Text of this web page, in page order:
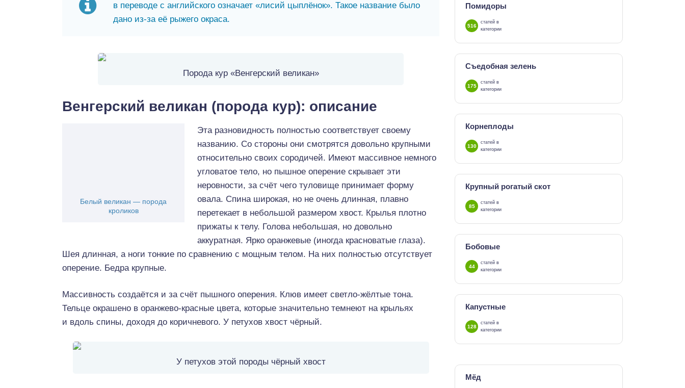
в переводе с английского означает «лисий цыплёнок». Такое название было
дано из-за её рыжего окраса.
Порода кур «Венгерский великан»
Венгерский великан (порода кур): описание
Белый великан — порода
кроликов
Эта разновидность полностью соответствует своему
названию. Со стороны они смотрятся довольно крупными
относительно своих сородичей. Имеют массивное немного
угловатое тело, но пышное оперение скрывает эти
неровности, за счёт чего туловище принимает форму
овала. Спина широкая, но не очень длинная, плавно
перетекает в небольшой размером хвост. Крылья плотно
прижаты к телу. Голова небольшая, но довольно
аккуратная. Ярко оранжевые (иногда красноватые глаза).
Шея длинная, а ноги тонкие по сравнению с мощным телом. На них полностью отсутствует
оперение. Бедра крупные.
Массивность создаётся и за счёт пышного оперения. Клюв имеет светло-жёлтые тона.
Тельце окрашено в оранжево-красные цвета, которые значительно темнеют на крыльях
и вдоль спины, доходя до коричневого. У петухов хвост чёрный.
У петухов этой породы чёрный хвост
Помидоры
516
статей в
категории
Съедобная зелень
175
статей в
категории
Корнеплоды
130
статей в
категории
Крупный рогатый скот
85
статей в
категории
Бобовые
44
статей в
категории
Капустные
128
статей в
категории
Мёд